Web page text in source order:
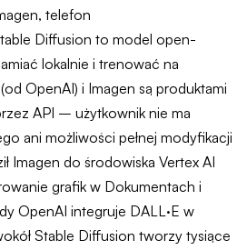
Diffusion to model open-
lokalnie i trenować na
OpenAI) i Imagen są produktami
API – użytkownik nie ma
ani możliwości pełnej modyfikacji
Imagen do środowiska Vertex AI
grafik w Dokumentach i
OpenAI integruje DALL·E w
Stable Diffusion tworzy tysiące